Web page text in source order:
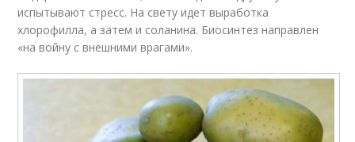
испытывают стресс. На свету идет выработка
хлорофилла, а затем и соланина. Биосинтез направлен
«на войну с внешними врагами».